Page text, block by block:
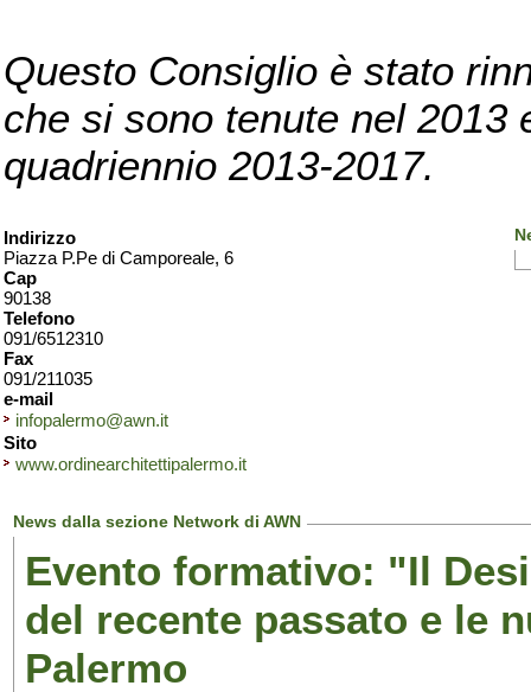
Questo Consiglio è stato
che si sono tenute nel 2013
quadriennio 2013-2017.
Indirizzo
Piazza P.Pe di Camporeale, 6
Cap
90138
Telefono
091/6512310
Fax
091/211035
e-mail
infopalermo@awn.it
Sito
www.ordinearchitettipalermo.it
News dalla sezione Network di AWN
Evento formativo: "Il
del recente passato e le
Palermo